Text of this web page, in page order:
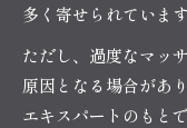
多く寄せられています
ただし、過度なマッ
原因となる場合があ
エキスパートのもと